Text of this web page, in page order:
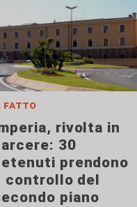
fatto
rivolta in
30
prendono
controllo del
piano